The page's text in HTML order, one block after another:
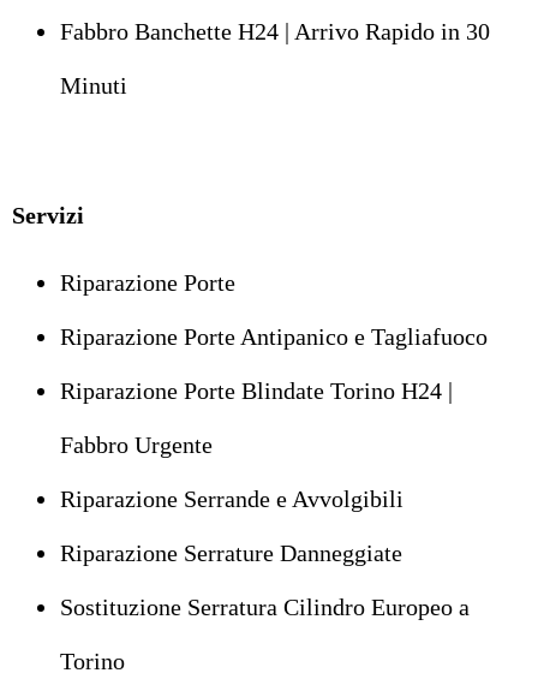
Fabbro Banchette H24 | Arrivo Rapido in 30
Minuti
Servizi
Riparazione Porte
Riparazione Porte Antipanico e Tagliafuoco
Riparazione Porte Blindate Torino H24 |
Fabbro Urgente
Riparazione Serrande e Avvolgibili
Riparazione Serrature Danneggiate
Sostituzione Serratura Cilindro Europeo a
Torino